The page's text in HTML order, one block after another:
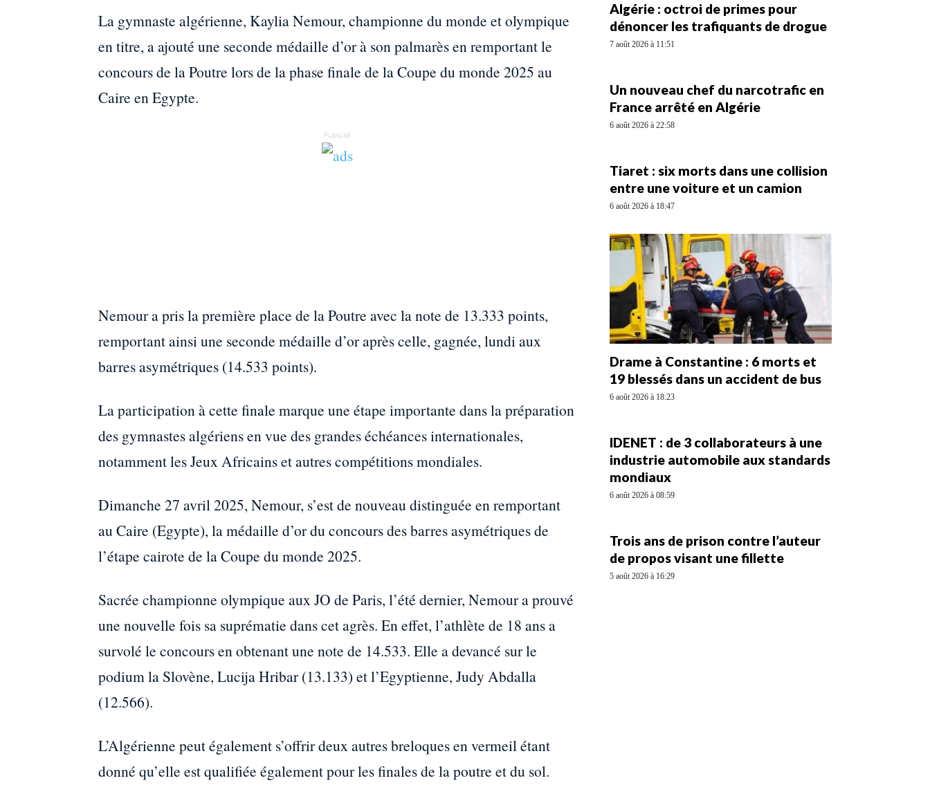
La gymnaste algérienne, Kaylia Nemour, championne du monde et olympique
en titre, a ajouté une seconde médaille d’or à son palmarès en remportant le
concours de la Poutre lors de la phase finale de la Coupe du monde 2025 au
Caire en Egypte.
Publicité
Nemour a pris la première place de la Poutre avec la note de 13.333 points,
remportant ainsi une seconde médaille d’or après celle, gagnée, lundi aux
barres asymétriques (14.533 points).
La participation à cette finale marque une étape importante dans la préparation
des gymnastes algériens en vue des grandes échéances internationales,
notamment les Jeux Africains et autres compétitions mondiales.
Dimanche 27 avril 2025, Nemour, s’est de nouveau distinguée en remportant
au Caire (Egypte), la médaille d’or du concours des barres asymétriques de
l’étape cairote de la Coupe du monde 2025.
Sacrée championne olympique aux JO de Paris, l’été dernier, Nemour a prouvé
une nouvelle fois sa suprématie dans cet agrès. En effet, l’athlète de 18 ans a
survolé le concours en obtenant une note de 14.533. Elle a devancé sur le
podium la Slovène, Lucija Hribar (13.133) et l’Egyptienne, Judy Abdalla
(12.566).
L’Algérienne peut également s’offrir deux autres breloques en vermeil étant
donné qu’elle est qualifiée également pour les finales de la poutre et du sol.
Algérie : octroi de primes pour
dénoncer les trafiquants de drogue
7 août 2026 à 11:51
Un nouveau chef du narcotrafic en
France arrêté en Algérie
6 août 2026 à 22:58
Tiaret : six morts dans une collision
entre une voiture et un camion
6 août 2026 à 18:47
Drame à Constantine : 6 morts et
19 blessés dans un accident de bus
6 août 2026 à 18:23
IDENET : de 3 collaborateurs à une
industrie automobile aux standards
mondiaux
6 août 2026 à 08:59
Trois ans de prison contre l’auteur
de propos visant une fillette
5 août 2026 à 16:29